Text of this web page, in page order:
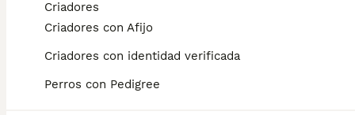
Criadores
Criadores con Afijo
Criadores con identidad verificada
Perros con Pedigree
Preguntas frecuentes